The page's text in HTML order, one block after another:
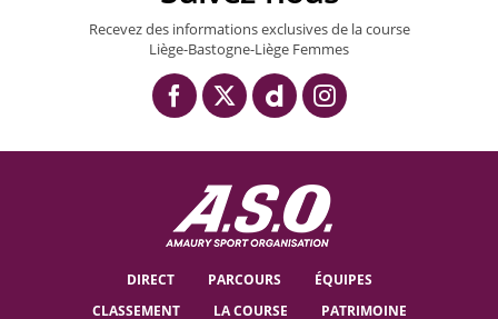
Recevez des informations exclusives de la course
Liège-Bastogne-Liège Femmes
DIRECT PARCOURS
ÉQUIPES
CLASSEMENT
LA COURSE PATRIMOINE